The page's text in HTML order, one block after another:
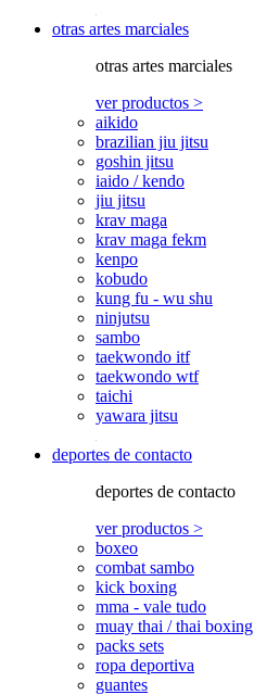
otras artes marciales
otras artes marciales
ver productos >
aikido
brazilian jiu jitsu
goshin jitsu
iaido / kendo
jiu jitsu
krav maga
krav maga fekm
kenpo
kobudo
kung fu - wu shu
ninjutsu
sambo
taekwondo itf
taekwondo wtf
taichi
yawara jitsu
deportes de contacto
deportes de contacto
ver productos >
boxeo
combat sambo
kick boxing
mma - vale tudo
muay thai / thai boxing
packs sets
ropa deportiva
guantes